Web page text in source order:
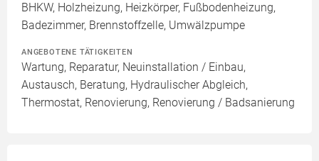
BHKW, Holzheizung, Heizkörper, Fußbodenheizung,
Badezimmer, Brennstoffzelle, Umwälzpumpe
ANGEBOTENE TÄTIGKEITEN
Wartung, Reparatur, Neuinstallation / Einbau,
Austausch, Beratung, Hydraulischer Abgleich,
Thermostat, Renovierung, Renovierung / Badsanierung